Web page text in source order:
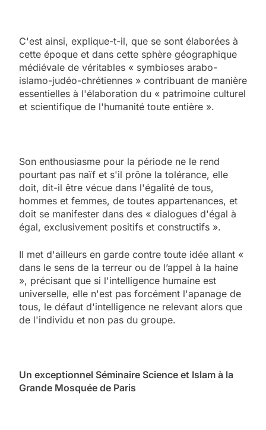
C'est ainsi, explique-t-il, que se sont élaborées à
cette époque et dans cette sphère géographique
médiévale de véritables « symbioses arabo-
islamo-judéo-chrétiennes » contribuant de manière
essentielles à l'élaboration du « patrimoine culturel
et scientifique de l'humanité toute entière ».
Son enthousiasme pour la période ne le rend
pourtant pas naïf et s'il prône la tolérance, elle
doit, dit-il être vécue dans l'égalité de tous,
hommes et femmes, de toutes appartenances, et
doit se manifester dans des « dialogues d'égal à
égal, exclusivement positifs et constructifs ».
Il met d'ailleurs en garde contre toute idée allant «
dans le sens de la terreur ou de l’appel à la haine
», précisant que si l'intelligence humaine est
universelle, elle n'est pas forcément l'apanage de
tous, le défaut d'intelligence ne relevant alors que
de l'individu et non pas du groupe.
Un exceptionnel Séminaire Science et Islam à la
Grande Mosquée de Paris